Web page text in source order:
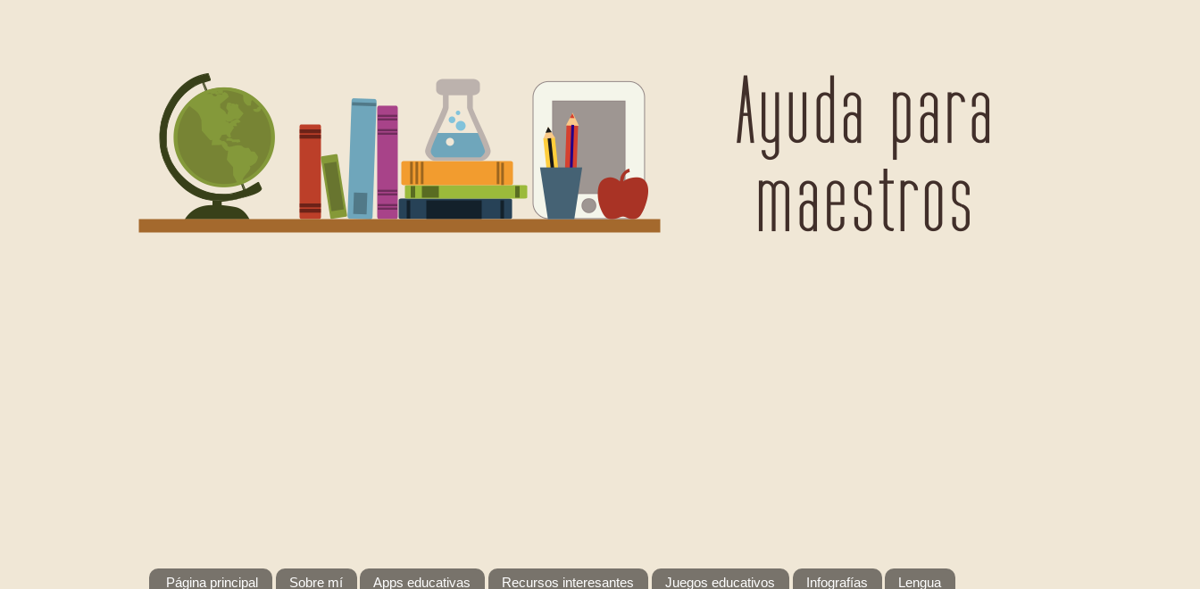
Página principal Sobre mí Apps educativas Recursos interesantes Juegos educativos Infografías
Lengua